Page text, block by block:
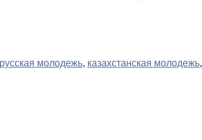
молодежь, казахстанская молодежь,